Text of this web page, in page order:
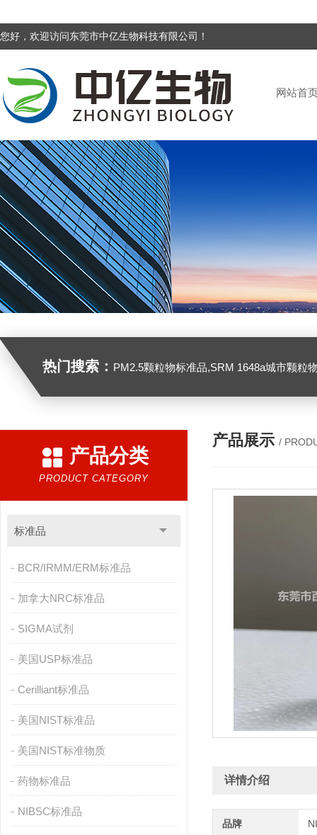
您好，欢迎访问东莞市中亿生物科技有限公司！
网站首
热门搜索： PM2.5颗粒物标准品,SRM 1648a城市颗粒物,SRM 1649B
产品分类
PRODUCT CATEGORY
标准品
BCR/IRMM/ERM标准品
加拿大NRC标准品
SIGMA试剂
美国USP标准品
Cerilliant标准品
美国NIST标准品
美国NIST标准物质
药物标准品
NIBSC标准品
产品展示 /
详情介绍
品牌